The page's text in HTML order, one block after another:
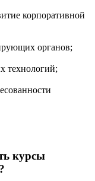
корпоративной
органов;
технологий;
курсы